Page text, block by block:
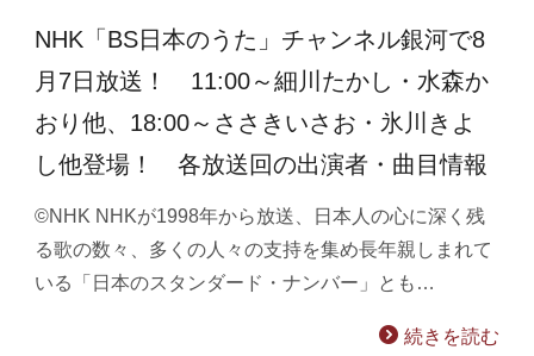
NHK「BS日本のうた」チャンネル銀河で8
月7日放送！ 11:00～細川たかし・水森か
おり他、18:00～ささきいさお・氷川きよ
し他登場！ 各放送回の出演者・曲目情報
©NHK NHKが1998年から放送、日本人の心に深く残
る歌の数々、多くの人々の支持を集め長年親しまれて
いる「日本のスタンダード・ナンバー」とも…
続きを読む